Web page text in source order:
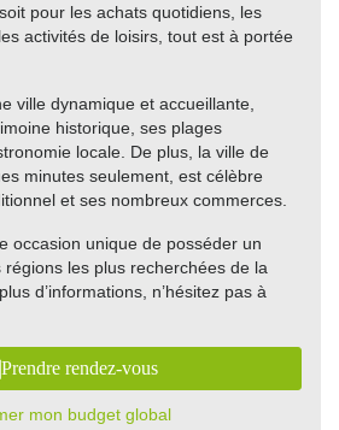
pour les achats quotidiens, les
activités de loisirs, tout est à portée
ville dynamique et accueillante,
historique, ses plages
locale. De plus, la ville de
minutes seulement, est célèbre
et ses nombreux commerces.
occasion unique de posséder un
régions les plus recherchées de la
d’informations, n’hésitez pas à
mon budget global